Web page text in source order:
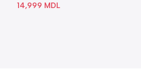
14,999 MDL